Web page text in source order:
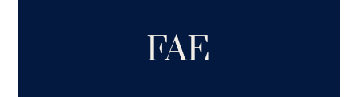
FAE